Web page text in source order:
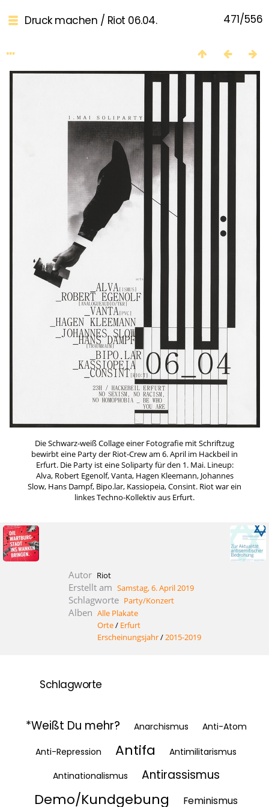
471/556
Druck machen / Riot 06.04.
Die Schwarz-weiß Collage einer Fotografie mit Schriftzug
bewirbt eine Party der Riot-Crew am 6. April im Hackbeil in
Erfurt. Die Party ist eine Soliparty für den 1. Mai. Lineup:
Alva, Robert Egenolf, Vanta, Hagen Kleemann, Johannes
Slow, Hans Dampf, Bipo.lar, Kassiopeia, Consint. Riot war ein
linkes Techno-Kollektiv aus Erfurt.
Autor Riot
Erstellt am Samstag, 6. April 2019
Schlagworte Party/Konzert
Alben Alle Plakate
Orte/ Erfurt
Erscheinungsjahr/2015-2019
Schlagworte
*Weißt Du mehr? Anarchismus Anti-Atom
Anti-Repression Antifa
Antimilitarismus
Antinationalismus
Antirassismus
Demo/Kundgebung Feminismus